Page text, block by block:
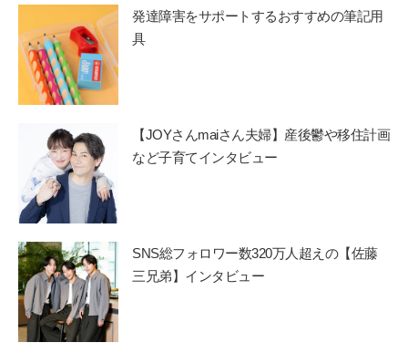
発達障害をサポートするおすすめの筆記用
具
【JOYさんmaiさん夫婦】産後鬱や移住計画
など子育てインタビュー
SNS総フォロワー数320万人超えの【佐藤
三兄弟】インタビュー